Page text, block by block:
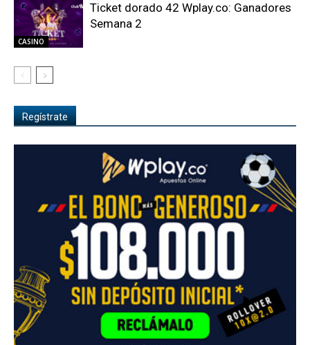
CASINO
Ticket dorado 42 Wplay.co: Ganadores
Semana 2
Regístrate